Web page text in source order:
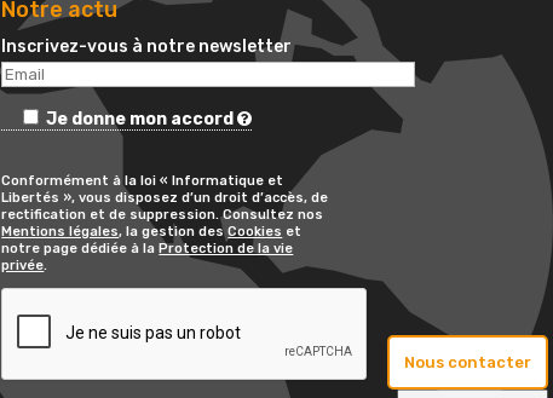
Notre actu
Inscrivez-vous à notre newsletter
Je donne mon accord
Conformément à la loi « Informatique et
Libertés », vous disposez d’un droit d’accès, de
rectification et de suppression. Consultez nos
Mentions légales, la gestion desCookies et
notre page dédiée à laProtection de la vie
privée
Nous contacter